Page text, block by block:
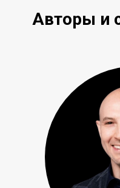
Авторы и